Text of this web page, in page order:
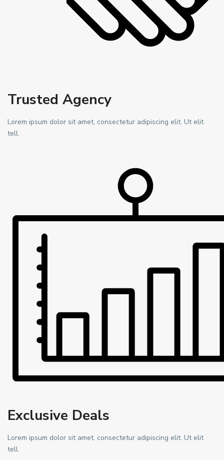
Trusted Agency
Lorem ipsum dolor sit amet, consectetur adipiscing elit. Ut elit
tell.
Exclusive Deals
Lorem ipsum dolor sit amet, consectetur adipiscing elit. Ut elit
tell.